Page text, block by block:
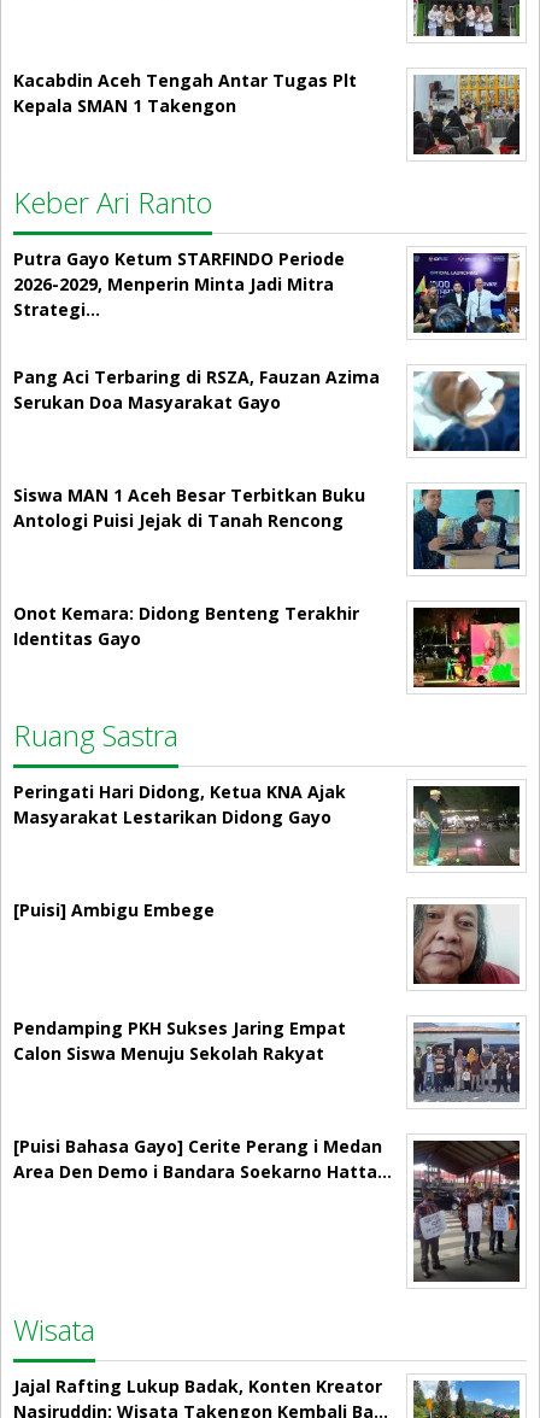
Kacabdin Aceh Tengah Antar Tugas Plt
Kepala SMAN 1 Takengon
Keber Ari Ranto
Putra Gayo Ketum STARFINDO Periode
2026-2029, Menperin Minta Jadi Mitra
Strategi…
Pang Aci Terbaring di RSZA, Fauzan Azima
Serukan Doa Masyarakat Gayo
Siswa MAN 1 Aceh Besar Terbitkan Buku
Antologi Puisi Jejak di Tanah Rencong
Onot Kemara: Didong Benteng Terakhir
Identitas Gayo
Ruang Sastra
Peringati Hari Didong, Ketua KNA Ajak
Masyarakat Lestarikan Didong Gayo
[Puisi] Ambigu Embege
Pendamping PKH Sukses Jaring Empat
Calon Siswa Menuju Sekolah Rakyat
[Puisi Bahasa Gayo] Cerite Perang i Medan
Area Den Demo i Bandara Soekarno Hatta…
Wisata
Jajal Rafting Lukup Badak, Konten Kreator
Nasiruddin: Wisata Takengon Kembali Ba…